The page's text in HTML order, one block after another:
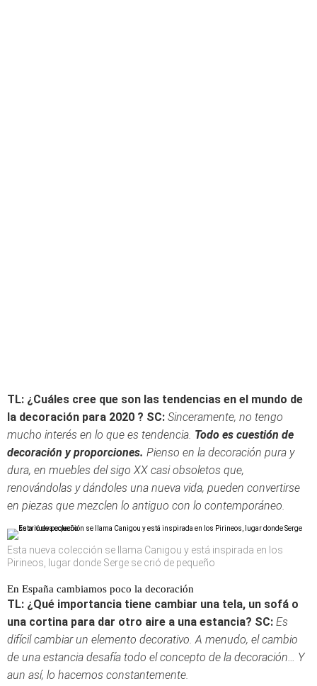
TL: ¿Cuáles cree que son las tendencias en el mundo de
la decoración para 2020 ? SC: Sinceramente, no tengo
mucho interés en lo que es tendencia. Todo es cuestión de
decoración y proporciones. Pienso en la decoración pura y
dura, en muebles del sigo XX casi obsoletos que,
renovándolas y dándoles una nueva vida, pueden convertirse
en piezas que mezclen lo antiguo con lo contemporáneo.
Esta nueva colección se llama Canigou y está inspirada en los
Pirineos, lugar donde Serge se crió de pequeño
En España cambiamos poco la decoración
TL: ¿Qué importancia tiene cambiar una tela, un sofá o
una cortina para dar otro aire a una estancia? SC: Es
difícil cambiar un elemento decorativo. A menudo, el cambio
de una estancia desafía todo el concepto de la decoración… Y
aun así, lo hacemos constantemente.